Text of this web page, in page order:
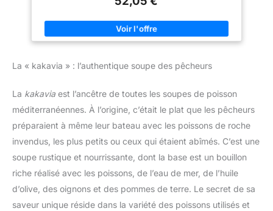
amis. DESIGN MODERNE AVEC POIGNÉES PRATIQUES：Ces
faciliter leur transport du four à la table. Leur finition élégante
en porcelaine blanche ajoute une touche de style à votre
cuisine et table, tout en impressionnant vos invités. FACILE À
antiadhésif, ce qui les rend faciles à nettoyer. Ils sont
ROBUSTESSE ET RÉSISTANCE À LA CHALEUR：Ces plats en
élevées. Ils conservent leur intégrité au fil du temps, vous
garantissant une utilisation fiable à long terme dans votre
cuisine. EMPILEMENT POUR UN RANGEMENT PRATIQUE：Les
plats sont empilables, ce qui permet un rangement facile et un
gain de place dans vos armoires. Vous pouvez ainsi organiser
votre cuisine de manière optimale tout en ayant toujours accès
La « kakavia » : l’authentique soupe des pêcheurs
La kakavia est l’ancêtre de toutes les soupes de poisson
méditerranéennes. À l’origine, c’était le plat que les pêcheurs
préparaient à même leur bateau avec les poissons de roche
invendus, les plus petits ou ceux qui étaient abîmés. C’est une
soupe rustique et nourrissante, dont la base est un bouillon
riche réalisé avec les poissons, de l’eau de mer, de l’huile
d’olive, des oignons et des pommes de terre. Le secret de sa
saveur unique réside dans la variété des poissons utilisés et